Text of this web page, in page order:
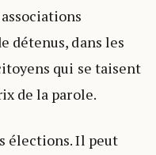
détenus, dans les
qui se taisent
de la parole.
élections. Il peut